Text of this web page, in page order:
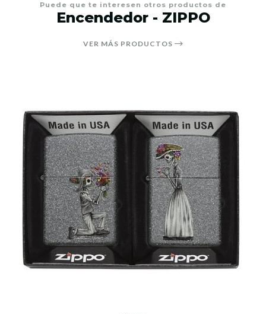
Puede que te interesen otros productos de
Encendedor - ZIPPO
VER MÁS PRODUCTOS